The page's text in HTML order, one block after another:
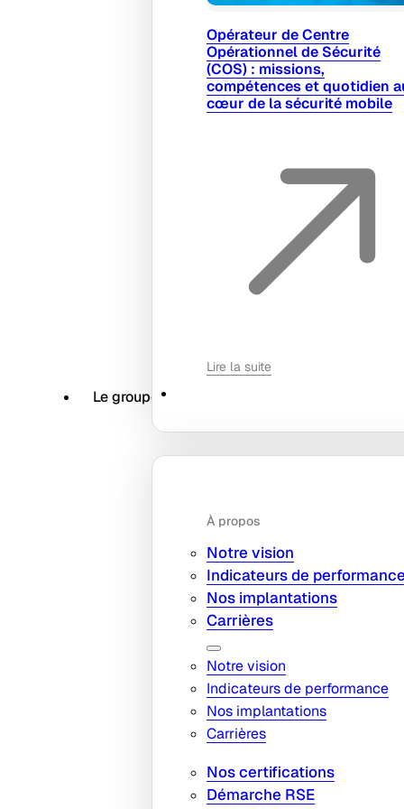
Opérateur de Centre
Opérationnel de Sécurité
(COS) : missions,
compétences et quotidien
cœur de la sécurité mobile
Lire la suite
Le groupe
À propos
Notre vision
Indicateurs de
Nos implantations
Carrières
Notre vision
Indicateurs de performance
Nos implantations
Carrières
Nos certifications
Démarche RSE